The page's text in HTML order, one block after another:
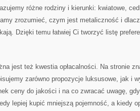
różne rodziny i kierunki: kwiatowe,
zrozumieć, czym jest metaliczność i
Dzięki temu łatwiej Ci tworzyć listę
jest też kwestia opłacalności. Na stronie
zarówno propozycje luksusowe, jak i
ceny do jakości i na co zwracać uwagę,
lepiej kupić mniejszą pojemność, a kiedy